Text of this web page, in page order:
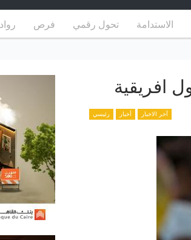
الاستدامة تحول رقمي فرص
آخر الاخبار أخبار رئيسي